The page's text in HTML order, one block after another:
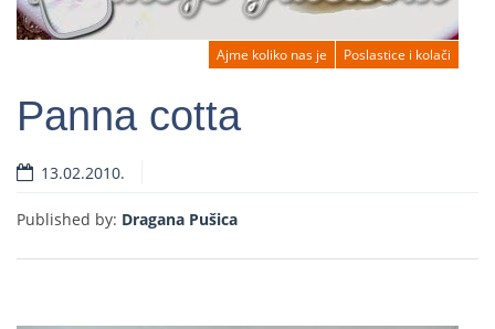
Ajme koliko nas je Poslastice i kolači
Panna cotta
13.02.2010.
Published by: Dragana Pušica